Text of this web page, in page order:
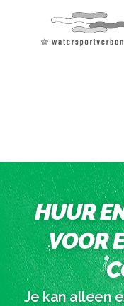
HUUR
VOOR
Je kan alleen